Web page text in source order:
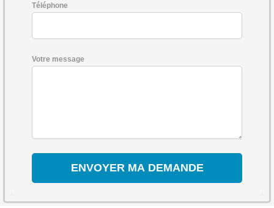
Téléphone
Votre message